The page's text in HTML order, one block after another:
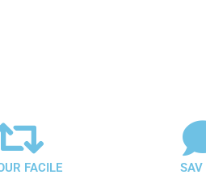
FACILE